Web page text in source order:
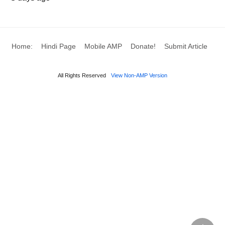
त्वरित निर्णय लेने की आवश्यकता होती है और इसलिए कई संगठनों
Home: Hindi Page Mobile AMP Donate! Submit Article
All Rights Reserved View Non-AMP Version